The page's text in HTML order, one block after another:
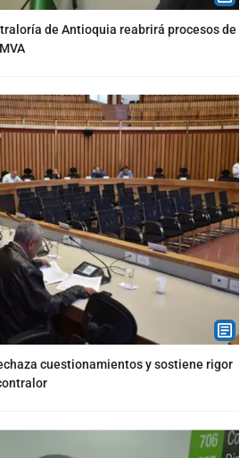
de Antioquia reabrirá procesos de
cuestionamientos y sostiene rigor